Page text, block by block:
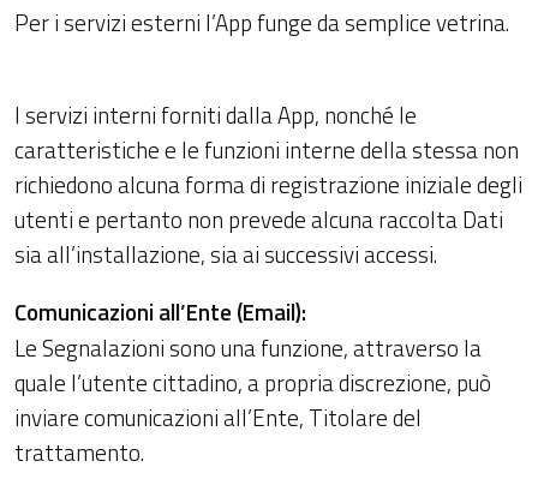
Per i servizi esterni l’App funge da semplice vetrina.
I servizi interni forniti dalla App, nonché le
caratteristiche e le funzioni interne della stessa non
richiedono alcuna forma di registrazione iniziale degli
utenti e pertanto non prevede alcuna raccolta Dati
sia all’installazione, sia ai successivi accessi.
Comunicazioni all’Ente (Email):
Le Segnalazioni sono una funzione, attraverso la
quale l’utente cittadino, a propria discrezione, può
inviare comunicazioni all’Ente, Titolare del
trattamento.